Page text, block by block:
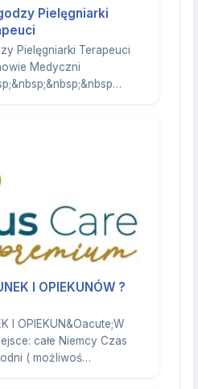
Pielęgniarki
Pielęgniarki Terapeuci
Medyczni
I OPIEKUNÓW ?
I OPIEKUN&Oacute;W
całe Niemcy Czas
( możliwoś…